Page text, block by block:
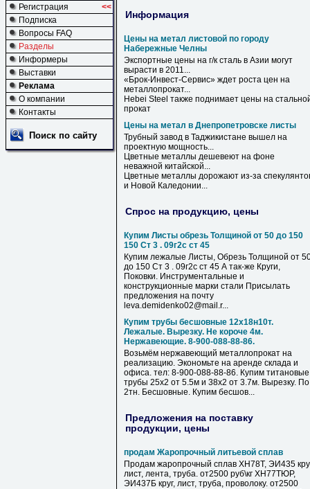
Регистрация
<<
Подписка
Вопросы FAQ
Разделы
Информеры
Выставки
Реклама
О компании
Контакты
Поиск по сайту
Информация
Цены на метал листовой по городу
Набережные Челны
Экспортные цены на г/к сталь в Азии могут
вырасти в 2011...
«Брок-Инвест-Сервис» ждет роста цен на
металлопрокат...
Hebei Steel также поднимает цены на
прокат
Цены на метал в Днепропетровске листы
Трубный завод в Таджикистане вышел на
проектную мощность...
Цветные металлы дешевеют на фоне
неважной китайской...
Цветные металлы дорожают из-за
и Новой Каледонии...
Спрос на продукцию, цены
Купим Листы обрезь Толщиной от 50 до 150
150 Ст 3 . 09г2с ст 45
Купим лежалые Листы, Обрезь Толщиной от
до 150 Ст 3 . 09г2с ст 45 А так-же Круги,
Поковки. Инструментальные и
конструкционные марки стали Присылать
предложения на почту
leva.demidenko02@mail.r...
Купим трубы бесшовные 12х18н10т.
Лежалые. Вырезку. Не короче 4м.
Нержавеющие. 8-900-088-88-86.
Возьмём нержавеющий металлопрокат на
реализацию. Экономьте на аренде склада и
офиса. тел: 8-900-088-88-86. Купим титановые
трубы 25х2 от 5.5м и 38х2 от 3.7м. Вырезку. По
2тн. Бесшовные. Купим бесшов...
Предложения на поставку
продукции, цены
продам Жаропрочный литьевой сплав
Продам жаропрочный сплав ХН78Т, ЭИ435
лист, лента, труба. от2500 руб\кг ХН77ТЮР,
ЭИ437Б круг, лист, труба, проволоку. от2500